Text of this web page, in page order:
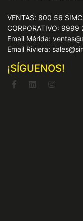
VENTAS: 800 56
CORPORATIVO:
Email Mérida:
Email Riviera:
¡SÍGUENOS!